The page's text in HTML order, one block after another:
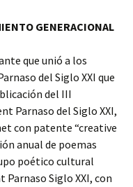
GENERACIONAL
que unió a los
del Siglo XXI que
del III
Parnaso del Siglo XXI,
con patente “creative
anual de poemas
poético cultural
Siglo XXI, con